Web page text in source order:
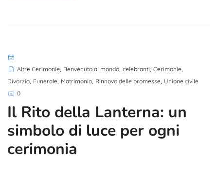
Altre Cerimonie, Benvenuto al mondo, celebranti, Cerimonie,
Divorzio, Funerale, Matrimonio, Rinnovo delle promesse, Unione civile
0
Il Rito della Lanterna: un
simbolo di luce per ogni
cerimonia